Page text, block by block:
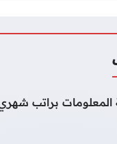
المعلومات براتب